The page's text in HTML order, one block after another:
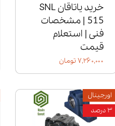
خرید یاتاقان SNL
515 | مشخصات
فنی | استعلام
قیمت
۷,۲۶۰,۰۰۰ تومان
اورجینال
۳ درصد